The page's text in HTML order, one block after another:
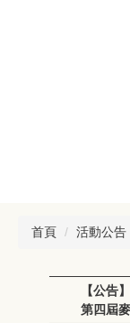
首頁 活動公告
【公告
第四屆